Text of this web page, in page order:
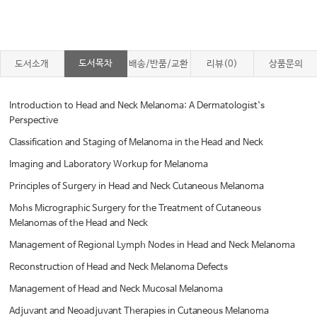
도서소개 도서목차 배송/반품/교환 리뷰(0) 상품문의
Introduction to Head and Neck Melanoma: A Dermatologist`s
Perspective
Classification and Staging of Melanoma in the Head and Neck
Imaging and Laboratory Workup for Melanoma
Principles of Surgery in Head and Neck Cutaneous Melanoma
Mohs Micrographic Surgery for the Treatment of Cutaneous
Melanomas of the Head and Neck
Management of Regional Lymph Nodes in Head and Neck Melanoma
Reconstruction of Head and Neck Melanoma Defects
Management of Head and Neck Mucosal Melanoma
Adjuvant and Neoadjuvant Therapies in Cutaneous Melanoma